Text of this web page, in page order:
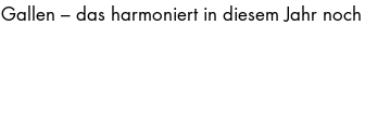
Gallen – das harmoniert in diesem Jahr